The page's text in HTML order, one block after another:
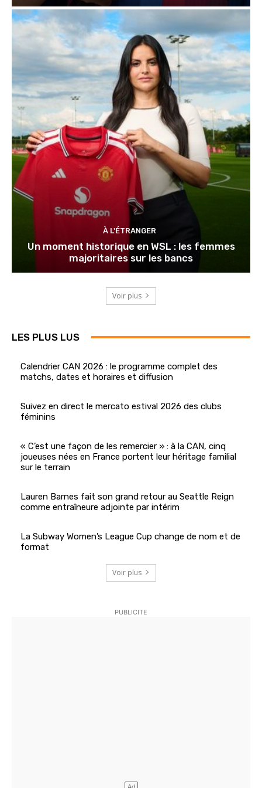
À L'ÉTRANGER
Un moment historique en WSL : les femmes
majoritaires sur les bancs
Voir plus
LES PLUS LUS
Calendrier CAN 2026 : le programme complet des
matchs, dates et horaires et diffusion
Suivez en direct le mercato estival 2026 des clubs
féminins
« C’est une façon de les remercier » : à la CAN, cinq
joueuses nées en France portent leur héritage familial
sur le terrain
Lauren Barnes fait son grand retour au Seattle Reign
comme entraîneure adjointe par intérim
La Subway Women’s League Cup change de nom et de
format
Voir plus